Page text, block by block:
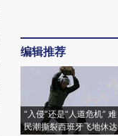
编辑推荐
“入侵”还是“人道危机” 难
民潮撕裂西班牙飞地休达